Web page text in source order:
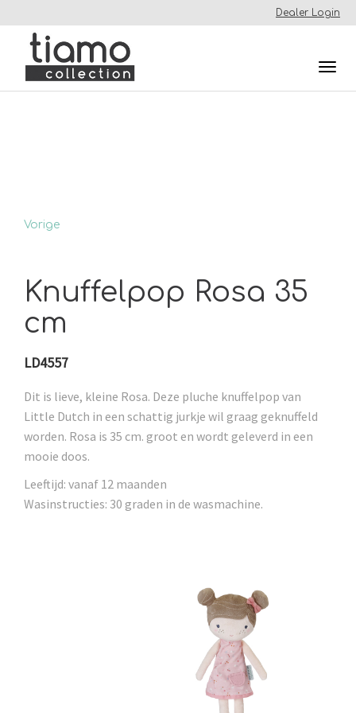
Dealer Login
Vorige
Knuffelpop Rosa 35
cm
LD4557
Dit is lieve, kleine Rosa. Deze pluche knuffelpop van
Little Dutch in een schattig jurkje wil graag geknuffeld
worden. Rosa is 35 cm. groot en wordt geleverd in een
mooie doos.
Leeftijd: vanaf 12 maanden
Wasinstructies: 30 graden in de wasmachine.